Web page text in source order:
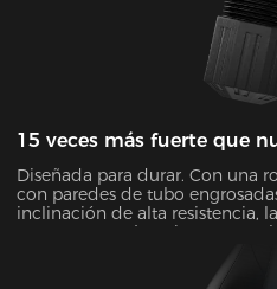
15 veces más fuerte que
Diseñada para durar. Con una
con paredes de tubo
inclinación de alta resistencia,
es 15 veces más resistente que